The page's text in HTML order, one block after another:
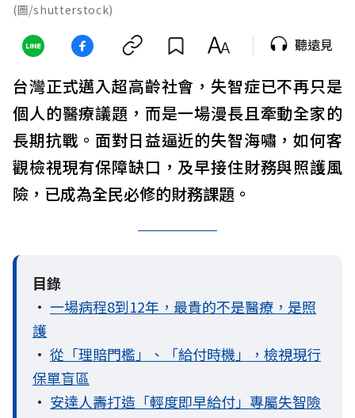
(圖/shutterstock)
聽遠見
台灣正式邁入超高齡社會，失智症已不再只是
個人的醫療議題，而是一場漫長且牽動全家的
長期抗戰。面對日益逼近的失智海嘯，如何客
觀檢視現有保障缺口，及早接住財務與照護風
險，已成為全民必修的財務課題。
目錄
• 一場病程8到12年，最貴的不是醫療，是照
護
• 從「理賠門檻」、「給付時機」，檢視現行
保單盲區
• 安達人壽打造「輕度即早給付」專屬失智險